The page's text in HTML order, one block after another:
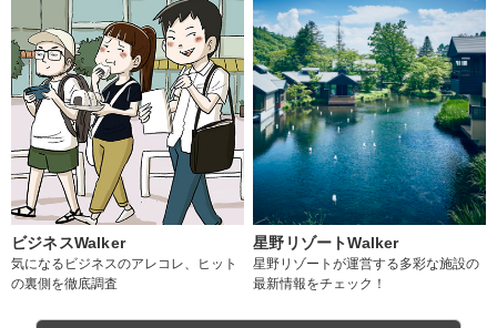
ビジネスWalker
気になるビジネスのアレコレ、ヒット
の裏側を徹底調査
星野リゾートWalker
星野リゾートが運営する多彩な施設の
最新情報をチェック！